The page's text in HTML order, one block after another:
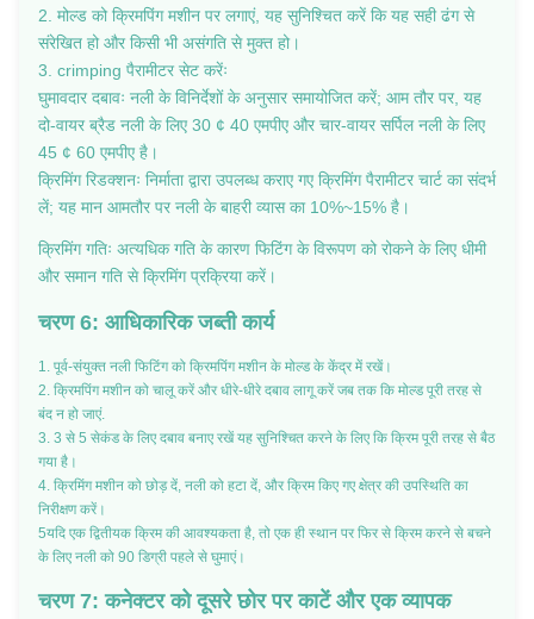
2. मोल्ड को क्रिमपिंग मशीन पर लगाएं, यह सुनिश्चित करें कि यह सही ढंग से
संरेखित हो और किसी भी असंगति से मुक्त हो।
3. crimping पैरामीटर सेट करेंः
घुमावदार दबावः नली के विनिर्देशों के अनुसार समायोजित करें; आम तौर पर, यह
दो-वायर ब्रैड नली के लिए 30 ¢ 40 एमपीए और चार-वायर सर्पिल नली के लिए
45 ¢ 60 एमपीए है।
क्रिमिंग रिडक्शनः निर्माता द्वारा उपलब्ध कराए गए क्रिमिंग पैरामीटर चार्ट का संदर्भ
लें; यह मान आमतौर पर नली के बाहरी व्यास का 10%~15% है।
क्रिमिंग गतिः अत्यधिक गति के कारण फिटिंग के विरूपण को रोकने के लिए धीमी
और समान गति से क्रिमिंग प्रक्रिया करें।
चरण 6: आधिकारिक जब्ती कार्य
1. पूर्व-संयुक्त नली फिटिंग को क्रिमपिंग मशीन के मोल्ड के केंद्र में रखें।
2. क्रिमपिंग मशीन को चालू करें और धीरे-धीरे दबाव लागू करें जब तक कि मोल्ड पूरी तरह से
बंद न हो जाएं.
3. 3 से 5 सेकंड के लिए दबाव बनाए रखें यह सुनिश्चित करने के लिए कि क्रिम पूरी तरह से बैठ
गया है।
4. क्रिमिंग मशीन को छोड़ दें, नली को हटा दें, और क्रिम किए गए क्षेत्र की उपस्थिति का
निरीक्षण करें।
5यदि एक द्वितीयक क्रिम की आवश्यकता है, तो एक ही स्थान पर फिर से क्रिम करने से बचने
के लिए नली को 90 डिग्री पहले से घुमाएं।
चरण 7: कनेक्टर को दूसरे छोर पर काटें और एक व्यापक